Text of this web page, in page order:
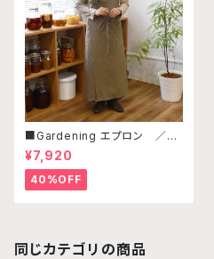
■Gardening エプロン ／グ
レーカーキ
¥7,920
40%OFF
同じカテゴリの商品